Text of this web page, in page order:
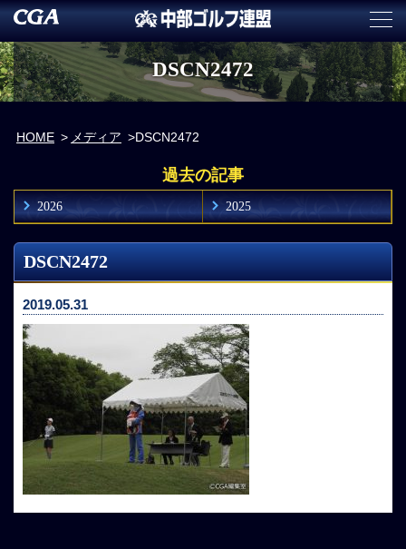
DSCN2472
HOME メディア DSCN2472
過去の記事
2026 2025
DSCN2472
2019.05.31